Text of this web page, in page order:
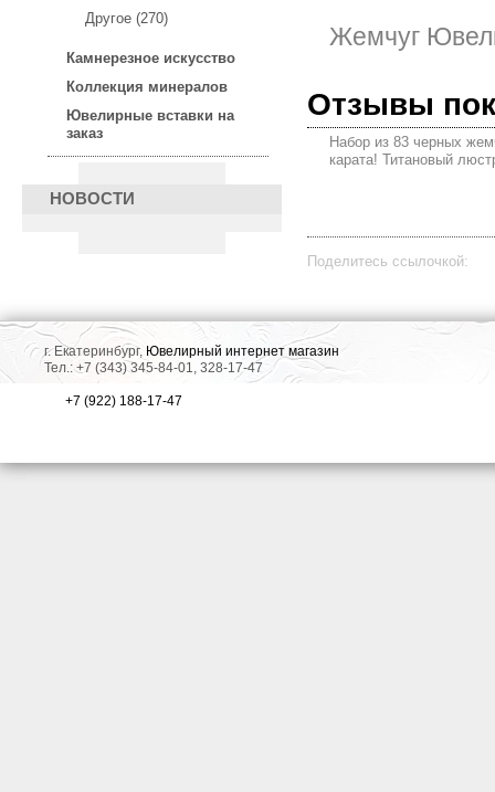
Другое (270)
Камнерезное искусство
Коллекция минералов
Ювелирные вставки на
заказ
НОВОСТИ
Жемчуг
Отзывы
Набор из 83 черных
карата! Титановый
Поделитесь ссылочкой:
г. Екатеринбург, Ювелирный интернет магазин
Тел.: +7 (343) 345-84-01, 328-17-47
+7 (922) 188-17-47